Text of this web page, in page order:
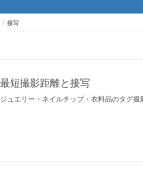
接写
最短撮影距離と接写
ジュエリー・ネイルチップ・衣料品のタグ